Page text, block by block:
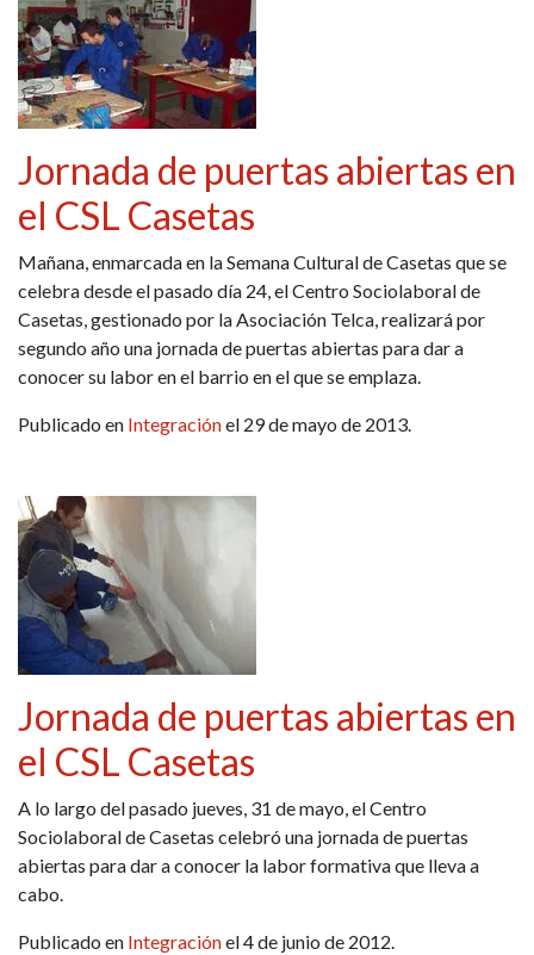
Jornada de puertas abiertas en
el CSL Casetas
Mañana, enmarcada en la Semana Cultural de Casetas que se
celebra desde el pasado día 24, el Centro Sociolaboral de
Casetas, gestionado por la Asociación Telca, realizará por
segundo año una jornada de puertas abiertas para dar a
conocer su labor en el barrio en el que se emplaza.
Publicado en Integraciónel 29 de mayo de 2013.
Jornada de puertas abiertas en
el CSL Casetas
A lo largo del pasado jueves, 31 de mayo, el Centro
Sociolaboral de Casetas celebró una jornada de puertas
abiertas para dar a conocer la labor formativa que lleva a
cabo.
Publicado en Integraciónel 4 de junio de 2012.